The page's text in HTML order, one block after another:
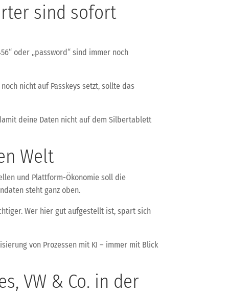
sind sofort
oder „password“ sind immer noch
nicht auf Passkeys setzt, sollte das
deine Daten nicht auf dem Silbertablett
Welt
und Plattform-Ökonomie soll die
steht ganz oben.
Wer hier gut aufgestellt ist, spart sich
von Prozessen mit KI – immer mit Blick
VW & Co. in der